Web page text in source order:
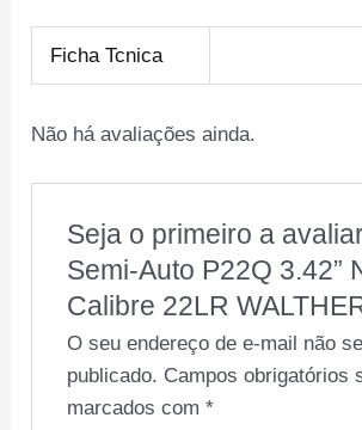
Ficha Tcnica
Não há avaliações ainda.
Seja o primeiro a
Semi-Auto P22Q 3.42”
Calibre 22LR
O seu endereço de e-mail não
publicado. Campos obrigatórios
marcados com *